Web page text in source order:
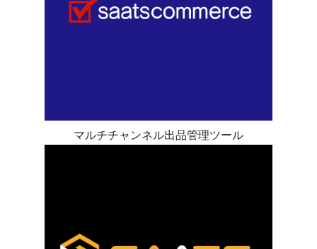
マルチチャンネル出品管理ツール